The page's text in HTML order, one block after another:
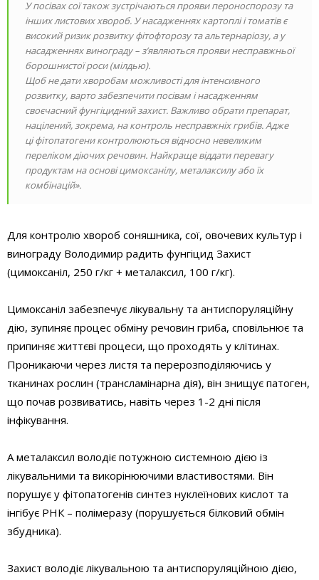
У посівах сої також зустрічаються прояви пероноспорозу та
інших листових хвороб. У насадженнях картоплі і томатів є
високий ризик розвитку фітофторозу та альтернаріозу, а у
насадженнях винограду – з’являються прояви несправжньої
борошнистої роси (мілдью).
Щоб не дати хворобам можливості для інтенсивного
розвитку, варто забезпечити посівам і насадженням
своєчасний фунгіцидний захист. Важливо обрати препарат,
націлений, зокрема, на контроль несправжніх грибів. Адже
ці фітопатогени контролюються відносно невеликим
переліком діючих речовин. Найкраще віддати перевагу
продуктам на основі цимоксанілу, металаксилу або їх
комбінацій».
Для контролю хвороб соняшника, сої, овочевих культур і
винограду Володимир радить фунгіцид Захист
(цимоксаніл, 250 г/кг + металаксил, 100 г/кг).
Цимоксаніл забезпечує лікувальну та антиспоруляційну
дію, зупиняє процес обміну речовин гриба, сповільнює та
припиняє життєві процеси, що проходять у клітинах.
Проникаючи через листя та перерозподіляючись у
тканинах рослин (трансламінарна дія), він знищує патоген,
що почав розвиватись, навіть через 1-2 дні після
інфікування.
А металаксил володіє потужною системною дією із
лікувальними та викорінюючими властивостями. Він
порушує у фітопатогенів синтез нуклеїнових кислот та
інгібує РНК – полімеразу (порушується білковий обмін
збудника).
Захист володіє лікувальною та антиспоруляційною дією,